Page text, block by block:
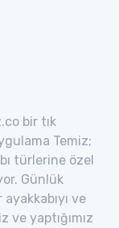
bir tık
Temiz;
türlerine özel
Günlük
ve
yaptığımız